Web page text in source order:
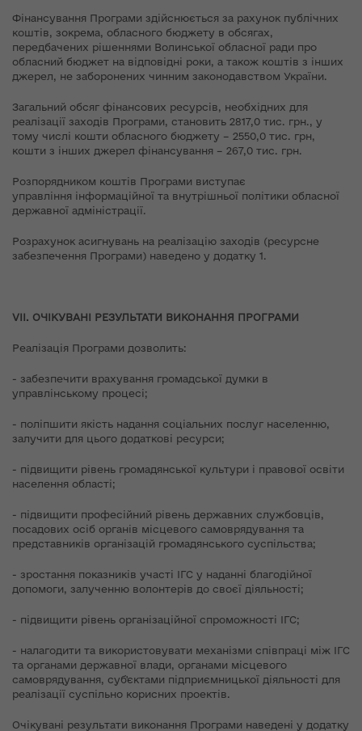
Фінансування Програми здійснюється за рахунок публічних
коштів, зокрема, обласного бюджету в обсягах,
передбачених рішеннями Волинської обласної ради про
обласний бюджет на відповідні роки, а також коштів з інших
джерел, не заборонених чинним законодавством України.
Загальний обсяг фінансових ресурсів, необхідних для
реалізації заходів Програми, становить 2817,0 тис. грн., у
тому числі кошти обласного бюджету – 2550,0 тис. грн,
кошти з інших джерел фінансування – 267,0 тис. грн.
Розпорядником коштів Програми виступає
управління інформаційної та внутрішньої політики обласної
державної адміністрації.
Розрахунок асигнувань на реалізацію заходів (ресурсне
забезпечення Програми) наведено у додатку 1.
VІІ. ОЧІКУВАНІ РЕЗУЛЬТАТИ ВИКОНАННЯ ПРОГРАМИ
Реалізація Програми дозволить:
- забезпечити врахування громадської думки в
управлінському процесі;
- поліпшити якість надання соціальних послуг населенню,
залучити для цього додаткові ресурси;
- підвищити рівень громадянської культури і правової освіти
населення області;
- підвищити професійний рівень державних службовців,
посадових осіб органів місцевого самоврядування та
представників організацій громадянського суспільства;
- зростання показників участі ІГС у наданні благодійної
допомоги, залученню волонтерів до своєї діяльності;
- підвищити рівень організаційної спроможності ІГС;
- налагодити та використовувати механізми співпраці між ІГС
та органами державної влади, органами місцевого
самоврядування, суб'єктами підприємницької діяльності для
реалізації суспільно корисних проектів.
Очікувані результати виконання Програми наведені у додатку